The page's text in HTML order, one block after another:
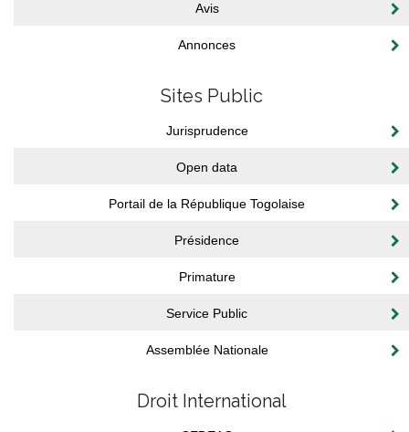
Avis
Annonces
Sites Public
Jurisprudence
Open data
Portail de la République Togolaise
Présidence
Primature
Service Public
Assemblée Nationale
Droit International